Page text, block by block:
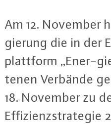
Am 12. November
gie­rung die in der
platt­form „Ener-
te­nen Verbände
18. November zu
Ef­fi­zi­enz­stra­te­gie